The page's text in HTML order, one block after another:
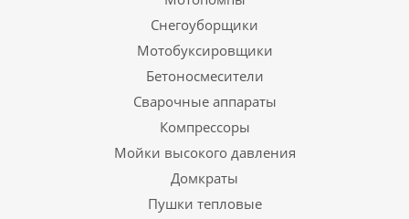
Снегоуборщики
Мотобуксировщики
Бетоносмесители
Сварочные аппараты
Компрессоры
Мойки высокого давления
Домкраты
Пушки тепловые